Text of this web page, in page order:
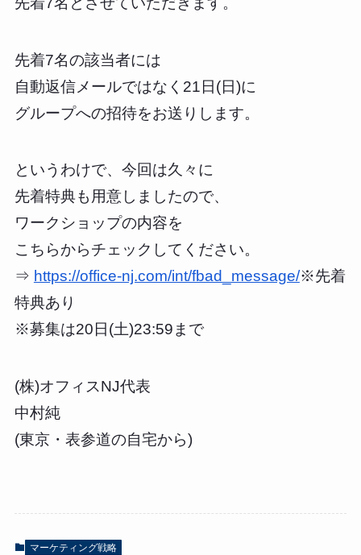
先着7名の該当者には
自動返信メールではなく21日(日)に
グループへの招待をお送りします。
というわけで、今回は久々に
先着特典も用意しましたので、
ワークショップの内容を
こちらからチェックしてください。
⇒ https://office-nj.com/int/fbad_message/※先着
特典あり
※募集は20日(土)23:59まで
(株)オフィスNJ代表
中村純
(東京・表参道の自宅から)
マーケティング戦略